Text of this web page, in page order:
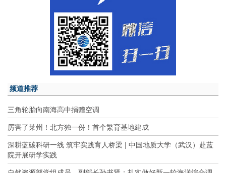
频道推荐
三角轮胎向南海高中捐赠空调
厉害了莱州！北方独一份！首个繁育基地建成
深耕蓝碳科研一线 筑牢实践育人桥梁 | 中国地质大学（武汉）赴蓝
院开展研学实践